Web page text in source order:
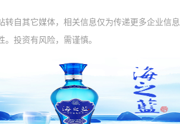
转自其它媒体，相关信息仅为传递更多企业信
。投资有风险，需谨慎。